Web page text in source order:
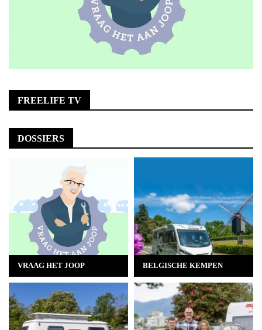
FREELIFE TV
DOSSIERS
VRAAG HET JOOP BELGISCHE KEMPEN